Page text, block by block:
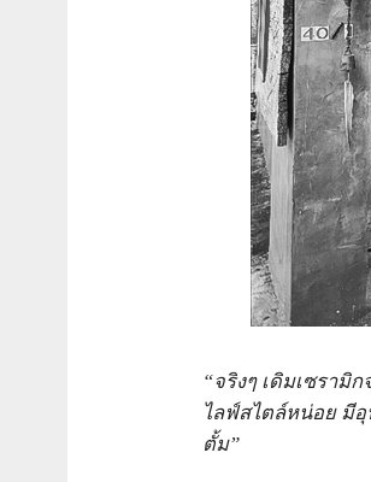
“จริงๆ เดิมเซรามิ
ไลฟ์สไตล์หน่อย มีอุ
ตั้ม”